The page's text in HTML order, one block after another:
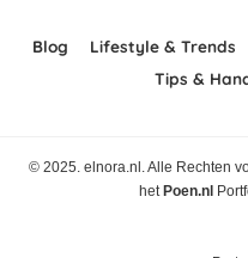
Blog Lifestyle & Trends
Tips &
© 2025. elnora.nl. Alle Rechten
het Poen.nl